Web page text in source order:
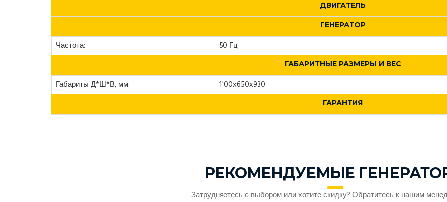
ДВИГАТЕЛЬ
ГЕНЕРАТОР
Частота: 50 Гц
ГАБАРИТНЫЕ РАЗМЕРЫ И ВЕС
Габариты Д*Ш*В, мм: 1100х650х930
ГАРАНТИЯ
РЕКОМЕНДУЕМЫЕ
Затрудняетесь с выбором или хотите скидку? Обратитесь к нашим